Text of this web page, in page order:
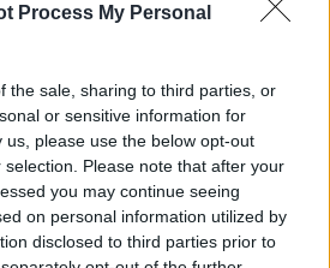
Process My Personal
the sale, sharing to third parties, or
or sensitive information for
please use the below opt-out
Please note that after your
you may continue seeing
on personal information utilized by
disclosed to third parties prior to
is. Jó érzés a Fradi
jöttem a csapathoz
a cseh válogatott stábjának
döntenem kellett, hogy a
vagy ide jövök. Az én
hogy ha csinálsz valamit,